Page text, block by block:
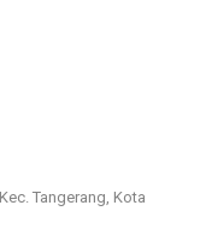
Tangerang, Kota